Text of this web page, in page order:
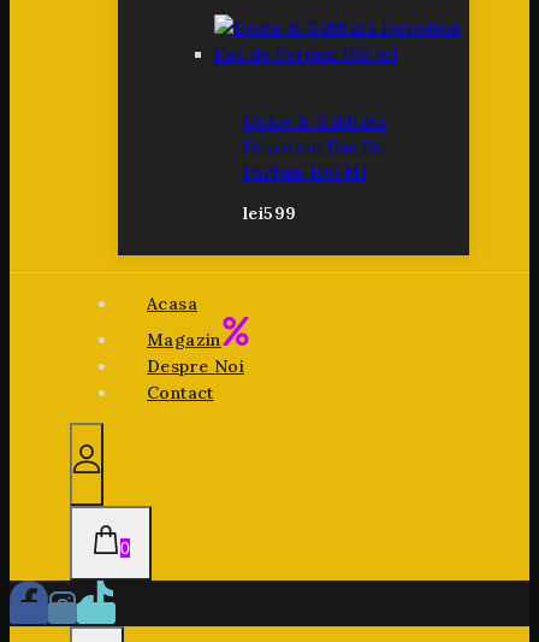
Dolce & Gabbana
Devotion Eau De
Parfum 100 Ml
lei599
Acasa
Magazin
Despre Noi
Contact
0